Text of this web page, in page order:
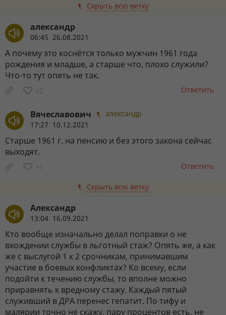
Скрыть всю ветку
александр
06:45 26.08.2021
А почему это коснётся только мужчин 1961 года
рождения и младше, а старше что, плохо служили?
Что-то тут опять не так.
+2 Ответить
Вячеславович
александр
17:27 10.12.2021
Старше 1961 г. на пенсию и без этого закона сейчас
выходят.
+1 Ответить
Скрыть всю ветку
Александр
13:04 16.09.2021
Кто вообще изначально делал поправки о не
вхождении службы в льготный стаж? Опять же, а как
же с выслугой 1 к 2 срочникам, принимавшим
участие в боевых конфликтах? Ко всему, если
подойти к течению службы, то вполне можно
приравнять к вредному стажу. Каждый пятый
служивший в ДРА перенес гепатит. По тифу и
малярии точно не скажу, пару процентов есть, не